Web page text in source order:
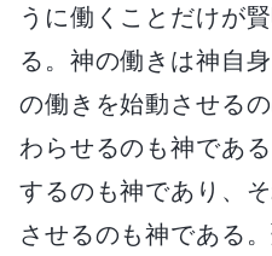
うに働くことだけが
る。神の働きは神自
の働きを始動させる
わらせるのも神であ
するのも神であり、
させるのも神である